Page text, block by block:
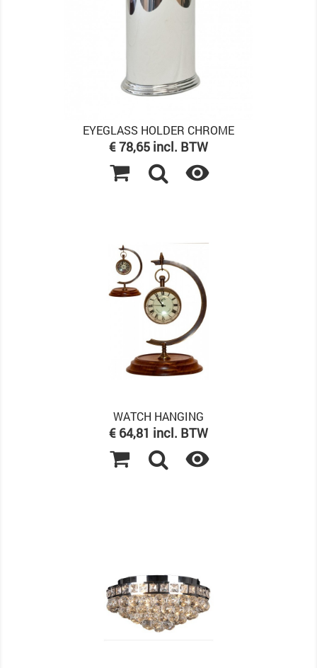
EYEGLASS HOLDER CHROME
Prijs
€ 78,65 incl. BTW

WATCH HANGING
Prijs
€ 64,81 incl. BTW
